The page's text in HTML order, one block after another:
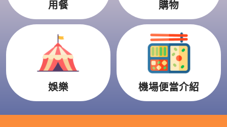
用餐 購物
娛樂 機場便當介紹